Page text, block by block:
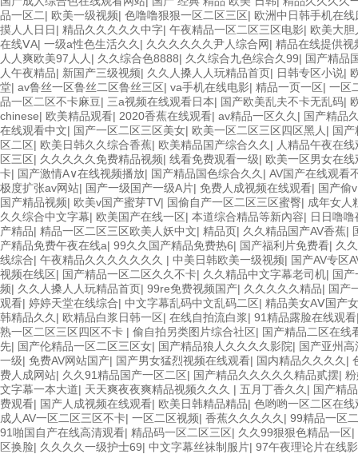
品一区二| 欧美一级视频| 色噜噜狠狠一区二区三区| 欧洲中日韩手机在线
摸人人日日| 精品久久久久久中字| 午夜精品一区二区三区电影| 欧美大
在线ⅤA| 一级a性色生活久久 | 久久久久久久尹人综合网| 精品在线提供视
人人爽欧美97人人 | 久久综合色8888| 久久综合九色综合久99| 国产精品
人午夜精品| 新国产三级视频| 久久人搡人人玩精品首页| 日韩专区小说|
堂| av鲁丝一区鲁丝二区鲁丝三区| va手机在线电影| 精品一页一区| 一区
品一区二区不卡麻豆| 三a视频在线观看日本| 国产欧美乱夫不卡无乱码|
chinese| 欧美精品观看| 2020香蕉在线观看| av精品一区久久 | 国产精品
在线观看中文| 国产一区二区三区美女| 欧美一区二区三区四区黑人 | 国
区二区| 欧美日韩久久综合香蕉| 欧美精品国产综合久久 | 人精品午夜在线
区三区| 久久久久久免费精品视频| 线看免费观看一级| 欧美一区男女在线
卡| 国产激情A∨在线视频播放| 国产精品国色综合久久 | AV国产在线观看
极度扩张av网站| 国产一级国产一级A片| 免费人成视频在线观看| 国产偷
国产精品视频| 欧美v国产蜜芽TV| 国偷自产一区二区三区蜜臀| 成年女人
久久综合中文字幕| 欧美国产在线一区| 本道综合精品等新內容| 日日噜
产精品| 精品一区二区三区欧美人妖中文| 精品页| 久久精品国产AV香蕉|
产精品免费午夜在线a| 99久久国产精品免费热6| 国产福利片免费看| 久
线综合| 午夜精品久久久久久久久 | 中美日韩欧美一级视频| 国产AV专区
视频在线区| 国产精品一区二区久久不卡| 久久精品中文字幕老司机| 国
频| 久久人搡人人玩精品首页| 99re免费视频国产| 久久久久久精品| 国产
观看| 婷婷天堂在线综合| 中文字幕乱码中文乱码二区| 精品美女AⅤ国产
韩精品久久 | 欧精品白浆日韩一区| 在线自拍流白浆| 91精品露脸在线观看
熟一区二区三区四区不卡 | 偷自拍另类图片综合社区| 国产精品二区在线
先| 国产伦精品一区二区三区女| 国产精品狼人久久久久影院| 国产亚州
一级| 免费AV网站国产| 国产男女猛烈视频在线观看| 国内精品久久久久 |
费人成网站| 久久91精品国产一区二区| 国产精品久久久久久精品贰摆|
文字幕一本大道| 天天爽夜夜爽精品视频久久久 | 五月丁香久久 | 国产精
费观看| 国产人成视频在线观看| 欧美日韩精品精品| 色哟哟一区二区在线
成人AV一区二区三区不卡| 一区二区视频| 香蕉久久久久久 | 99精品一区
91啪国自产在线高清观看| 精品码一区二区三区| 久久99狠狠色精品一区|
区换脸| 久久久久一级护士69| 中文字幕丝祙制服片| 97午夜理论片在线